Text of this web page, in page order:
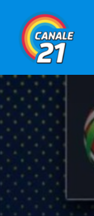
main
content